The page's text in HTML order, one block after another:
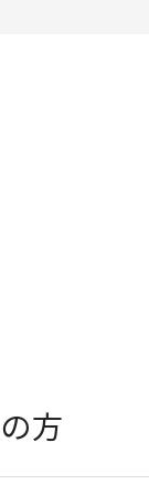
方